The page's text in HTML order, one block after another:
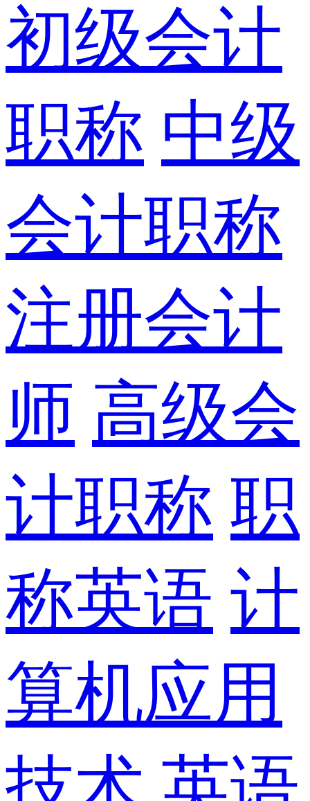
初级会计
职称 中级
会计职称
注册会计
师 高级会
计职称 职
称英语 计
算机应用